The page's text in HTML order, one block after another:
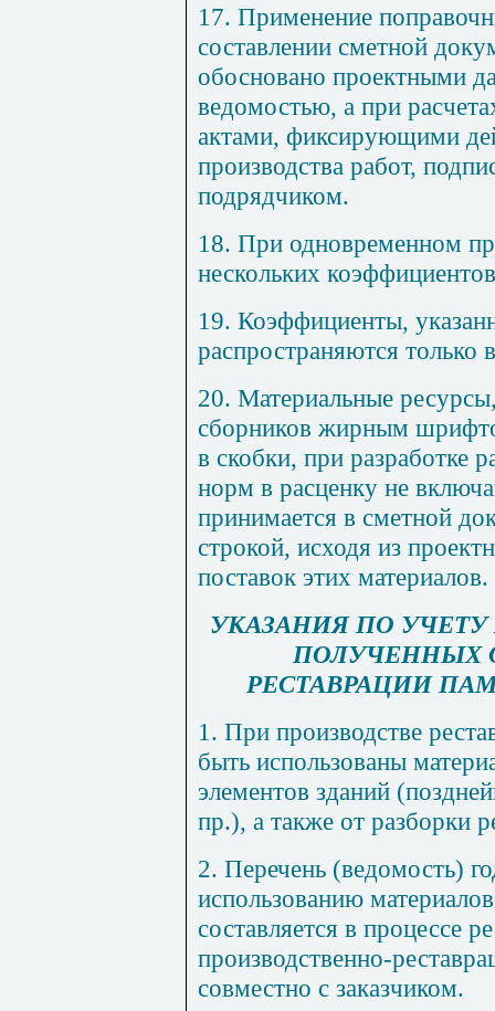
17. Применение
составлении сметной
обосновано проектными
ведомостью, а при
актами, фиксирующими
производства работ,
подрядчиком.
18. При одновременном
нескольких
19. Коэффициенты,
распространяются только
20. Материальные
сборников жирным
в скобки, при разработке
норм в расценку не
принимается в сметной
строкой, исходя из
поставок этих материалов.
УКАЗАНИЯ ПО УЧЕТУ
ПОЛУЧЕННЫХ
РЕСТАВРАЦИИ
1. При производстве
быть использованы
элементов зданий
пр.), а также от разборки
2. Перечень (ведомость)
использованию
составляется в процессе
производственно-
совместно с заказчиком.